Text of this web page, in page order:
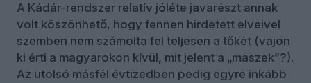
A Kádár-rendszer relatív jóléte javarészt annak
volt köszönhető, hogy fennen hirdetett elveivel
szemben nem számolta fel teljesen a tőkét (vajon
ki érti a magyarokon kívül, mit jelent a „maszek”?).
Az utolsó másfél évtizedben pedig egyre inkább